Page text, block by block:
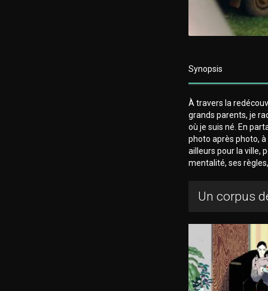
Synopsis
À travers la
grands parents, je
où je suis né. En
photo après photo,
ailleurs pour la ville,
mentalité, ses
Un corpus